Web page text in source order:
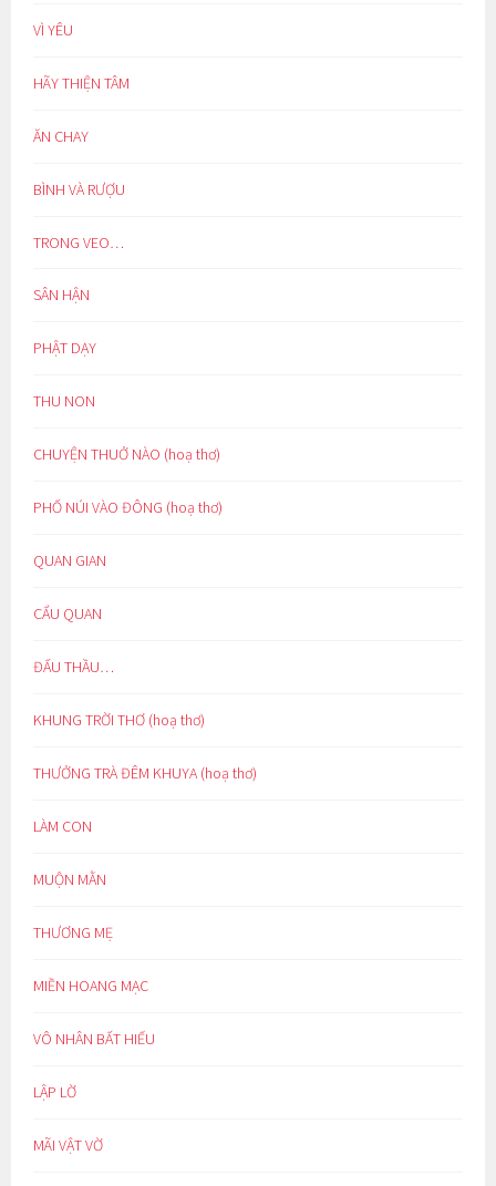
VÌ YÊU
HÃY THIỆN TÂM
ĂN CHAY
BÌNH VÀ RƯỢU
TRONG VEO…
SÂN HẬN
PHẬT DẠY
THU NON
CHUYỆN THUỞ NÀO (hoạ thơ)
PHỐ NÚI VÀO ĐÔNG (hoạ thơ)
QUAN GIAN
CẨU QUAN
ĐẤU THẦU…
KHUNG TRỜI THƠ (hoạ thơ)
THƯỞNG TRÀ ĐÊM KHUYA (hoạ thơ)
LÀM CON
MUỘN MẰN
THƯƠNG MẸ
MIỀN HOANG MẠC
VÔ NHÂN BẤT HIẾU
LẬP LỜ
MÃI VẬT VỜ